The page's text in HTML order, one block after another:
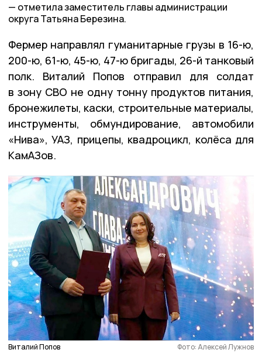
отметила заместитель главы администрации
округа Татьяна Березина.
Фермер направлял гуманитарные грузы в 16-ю,
200-ю, 61-ю, 45-ю, 47-ю бригады, 26-й танковый
полк. Виталий Попов отправил для солдат
в зону СВО не одну тонну продуктов питания,
бронежилеты, каски, строительные материалы,
инструменты, обмундирование, автомобили
«Нива», УАЗ, прицепы, квадроцикл, колёса для
КамАЗов.
Виталий Попов Фото: Алексей Лужнов